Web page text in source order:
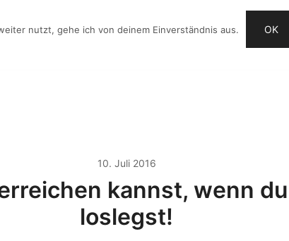
VIDEO-IDEEN CHECKLISTE ANGEBOTE
10. Juli 2016
kannst, wenn
loslegst!
nutzt, gehe ich von deinem Einverständnis aus. OK